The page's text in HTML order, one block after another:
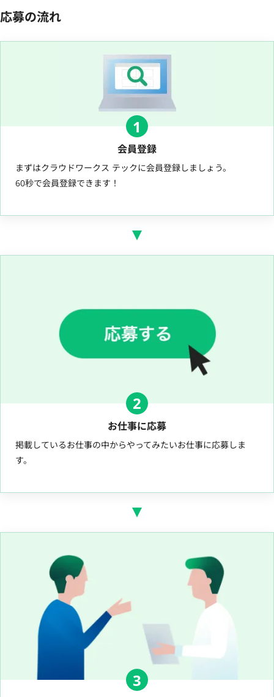
応募の流れ
1
会員登録
まずはクラウドワークス テックに会員登録しましょう。
60秒で会員登録できます！
2
お仕事に応募
掲載しているお仕事の中からやってみたいお仕事に応募しま
す。
3